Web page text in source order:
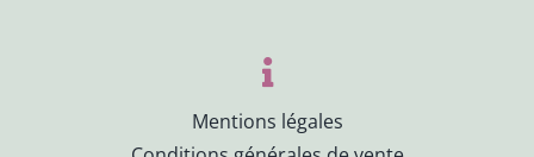
Mentions légales